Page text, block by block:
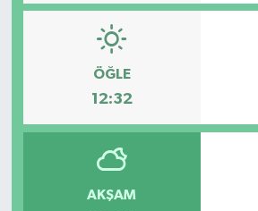
ÖĞLE
12:32
AKŞAM